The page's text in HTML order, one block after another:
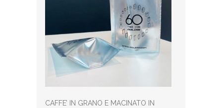
CAFFE’ IN GRANO E MACINATO IN